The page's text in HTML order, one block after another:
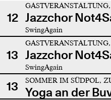
12 Jazzchor
SwingAgain
13 Jazzchor
SwingAgain
13 SOMMER IM SÜDPOL,
Yoga an der